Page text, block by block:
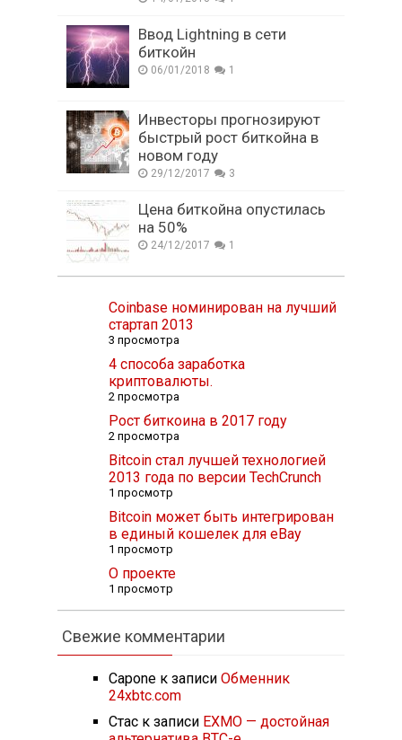
Ввод Lightning в сети
биткойн
06/01/2018 1
Инвесторы прогнозируют
быстрый рост биткойна в
новом году
29/12/2017 3
Цена биткойна опустилась
на 50%
24/12/2017 1
Coinbase номинирован на лучший
стартап 2013
3 просмотра
4 способа заработка
криптовалюты.
2 просмотра
Рост биткоина в 2017 году
2 просмотра
Bitcoin стал лучшей технологией
2013 года по версии TechCrunch
1 просмотр
Bitcoin может быть интегрирован
в единый кошелек для eBay
1 просмотр
О проекте
1 просмотр
Свежие комментарии
Caponeк записи Обменник
24xbtc.com
Стаск записи EXMO — достойная